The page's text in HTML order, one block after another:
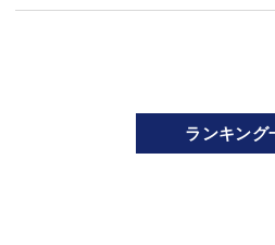
ランキング